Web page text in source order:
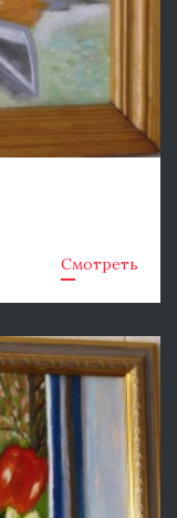
Смотреть